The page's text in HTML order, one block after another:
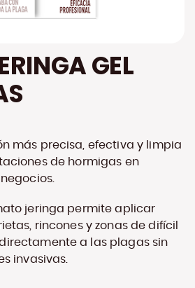
GEL
más precisa, efectiva y limpia
de hormigas en
jeringa permite aplicar
rincones y zonas de difícil
a las plagas sin
invasivas.